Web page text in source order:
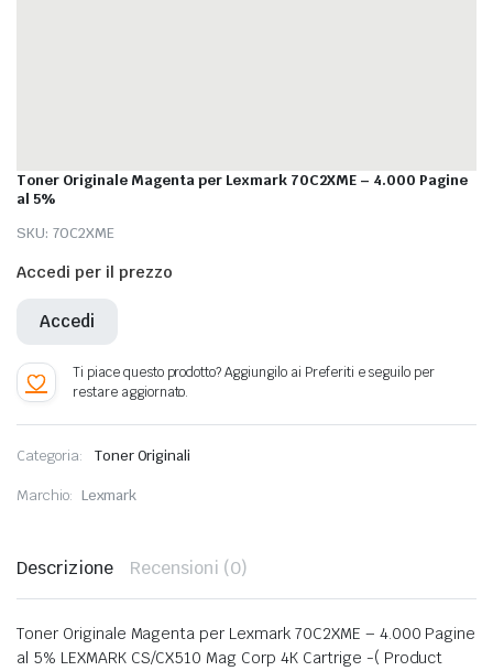
Toner Originale Magenta per Lexmark 70C2XME – 4.000 Pagine
al 5%
SKU: 70C2XME
Accedi per il prezzo
Accedi
Categoria: Toner Originali
Marchio: Lexmark
Descrizione Recensioni (0)
Toner Originale Magenta per Lexmark 70C2XME – 4.000 Pagine
al 5% LEXMARK CS/CX510 Mag Corp 4K Cartrige -( Product